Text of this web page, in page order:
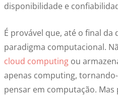
disponibilidade e
É provável que, até o final da
paradigma computacional.
cloud computing ou
apenas computing,
pensar em computação.